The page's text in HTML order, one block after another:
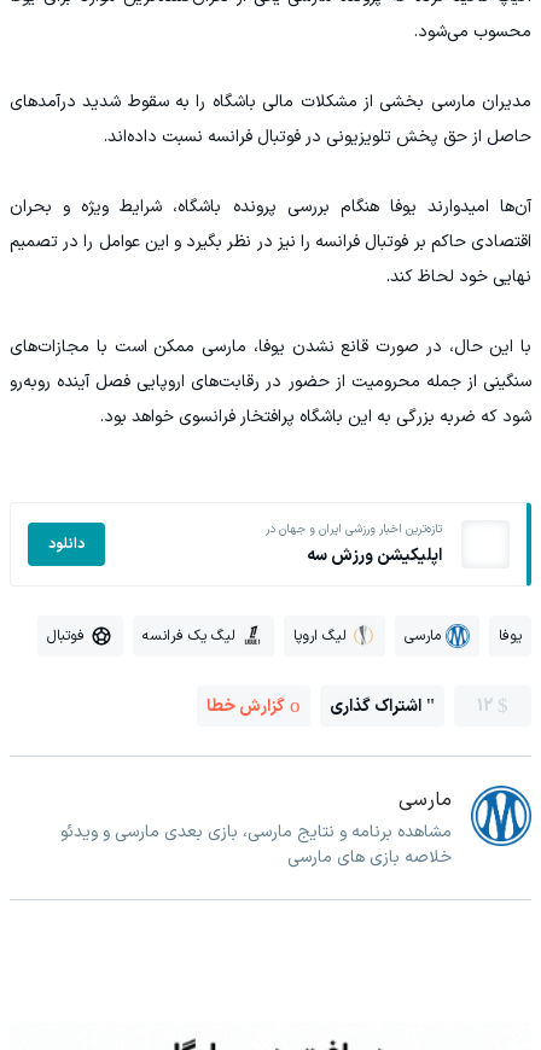
محسوب می‌شود.
مدیران مارسی بخشی از مشکلات مالی باشگاه را به سقوط شدید درآمدهای
حاصل از حق پخش تلویزیونی در فوتبال فرانسه نسبت داده‌اند.
آن‌ها امیدوارند یوفا هنگام بررسی پرونده باشگاه، شرایط ویژه و بحران
اقتصادی حاکم بر فوتبال فرانسه را نیز در نظر بگیرد و این عوامل را در تصمیم
نهایی خود لحاظ کند.
با این حال، در صورت قانع نشدن یوفا، مارسی ممکن است با مجازات‌های
سنگینی از جمله محرومیت از حضور در رقابت‌های اروپایی فصل آینده روبه‌رو
شود که ضربه بزرگی به این باشگاه پرافتخار فرانسوی خواهد بود.
تازه‌ترین اخبار ورزشی ایران و جهان در
اپلیکیشن ورزش سه دانلود
یوفا مارسی لیگ اروپا لیگ یک فرانسه فوتبال
12 اشتراک گذاری گزارش خطا
مارسی
مشاهده برنامه و نتایج مارسی، بازی بعدی مارسی و ویدئو
خلاصه بازی های مارسی